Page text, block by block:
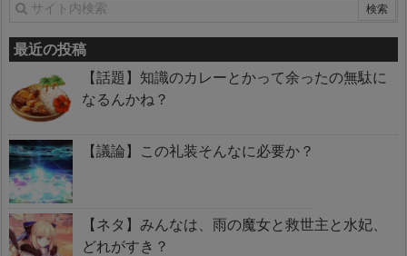
最近の投稿
【話題】知識のカレーとかって余ったの無駄に
なるんかね？
【議論】この礼装そんなに必要か？
【ネタ】みんなは、雨の魔女と救世主と水妃、
どれがすき？